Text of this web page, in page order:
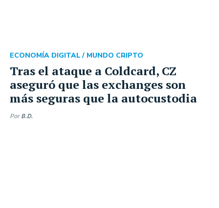
Tras el ataque a Coldcard, CZ
aseguró que las exchanges son
más seguras que la autocustodia
ECONOMÍA DIGITAL / MUNDO CRIPTO
Por B.D.